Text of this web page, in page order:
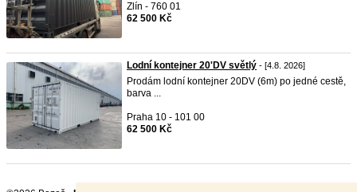
Zlín - 760 01
62 500 Kč
Lodní kontejner 20'DV světlý - [4.8. 2026]
Prodám lodní kontejner 20DV (6m) po jedné cestě,
barva ...
Praha 10 - 101 00
62 500 Kč